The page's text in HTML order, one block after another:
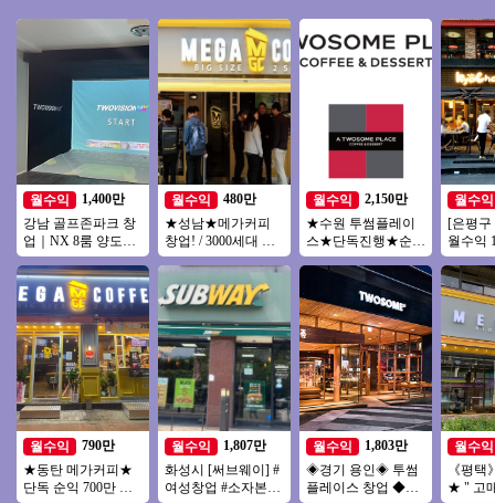
월수익
1,400만
강남 골프존파크 창
업｜NX 8룸 양도양
수, 월매출 4,000만
권리금 1억 5천
월수익
790만
★동탄 메가커피★
단독 순익 700만 외
월수익
480만
★성남★메가커피
창업! / 3000세대 이
상 아파트단지 배후
세대 / 낮은 투자금액
월수익
1,807만
화성시 [써브웨이] #
여성창업 #소자본창
월수익
2,150만
★수원 투썸플레이
스★단독진행★순익
2000만이상#오피스#
역세권#고수익창업#
월수익
1,803만
◈경기 용인◈ 투썸
플레이스 창업 ◆리
월수익
[은평구
월수익
고수익
드 교촌
월수익
《평
★ " 고